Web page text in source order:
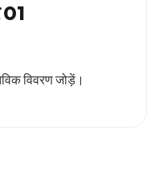
01
विवरण जोड़ें।